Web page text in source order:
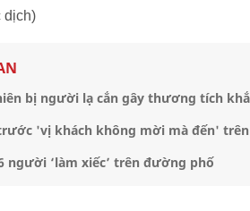
dịch)
bị người lạ cắn gây thương tích
'vị khách không mời mà đến'
người ‘làm xiếc’ trên đường phố